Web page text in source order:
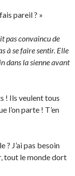
pareil ? »
pas convaincu de
à se faire sentir. Elle
dans la sienne avant
! Ils veulent tous
l’on parte ! T’en
? J’ai pas besoin
tout le monde dort